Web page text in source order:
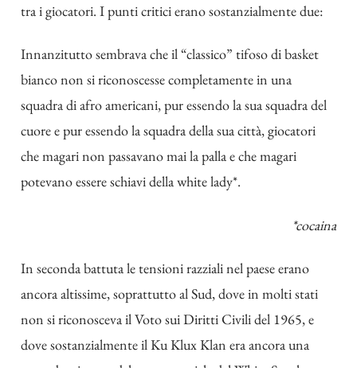
tra i giocatori. I punti critici erano sostanzialmente due:
Innanzitutto sembrava che il “classico” tifoso di basket
bianco non si riconoscesse completamente in una
squadra di afro americani, pur essendo la sua squadra del
cuore e pur essendo la squadra della sua città, giocatori
che magari non passavano mai la palla e che magari
potevano essere schiavi della white lady*.
*cocaina
In seconda battuta le tensioni razziali nel paese erano
ancora altissime, soprattutto al Sud, dove in molti stati
non si riconosceva il Voto sui Diritti Civili del 1965, e
dove sostanzialmente il Ku Klux Klan era ancora una